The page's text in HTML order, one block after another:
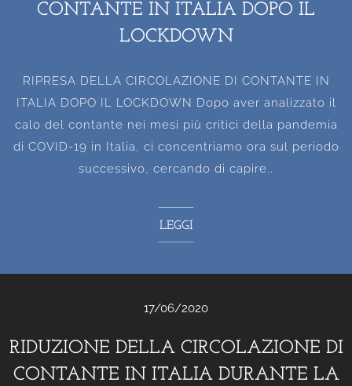
CONTANTE IN ITALIA DOPO IL
LOCKDOWN
RIPRESA DELLA CIRCOLAZIONE DI CONTANTE IN
ITALIA DOPO IL LOCKDOWN Dopo aver analizzato il
calo del contante nei mesi più critici della pandemia
di COVID-19 in Italia, ci concentriamo ora sul periodo
successivo, cercando di capire..
LEGGI
17/06/2020
RIDUZIONE DELLA CIRCOLAZIONE DI
CONTANTE IN ITALIA DURANTE LA